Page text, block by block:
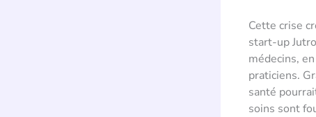
Cette crise
start-up
médecins,
praticiens.
santé
soins sont